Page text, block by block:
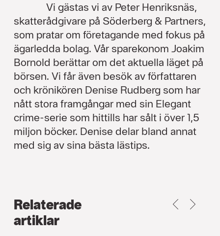
Vi gästas vi av Peter Henriksnäs,
skatterådgivare på Söderberg & Partners,
som pratar om företagande med fokus på
ägarledda bolag. Vår sparekonom Joakim
Bornold berättar om det aktuella läget på
börsen. Vi får även besök av författaren
och krönikören Denise Rudberg som har
nått stora framgångar med sin Elegant
crime-serie som hittills har sålt i över 1,5
miljon böcker. Denise delar bland annat
med sig av sina bästa lästips.
Relaterade
artiklar
TILLBAKA